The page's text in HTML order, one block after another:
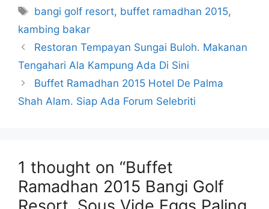
Tags
bangi golf resort, buffet ramadhan 2015,
kambing bakar
Restoran Tempayan Sungai Buloh. Makanan
Tengahari Ala Kampung Ada Di Sini
Buffet Ramadhan 2015 Hotel De Palma
Shah Alam. Siap Ada Forum Selebriti
1 thought on “Buffet
Ramadhan 2015 Bangi Golf